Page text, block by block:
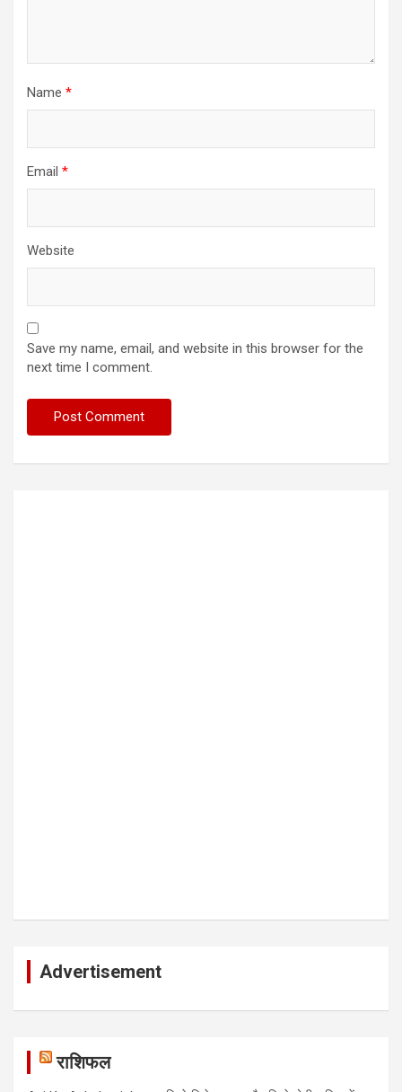
Name *
Email *
Website
Save my name, email, and website in this browser for the
next time I comment.
Advertisement
राशिफल